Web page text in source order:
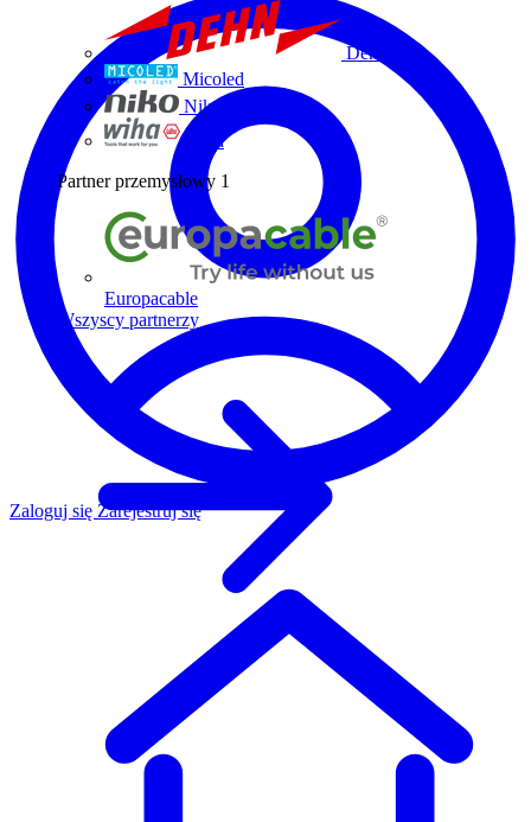
Dehn
Micoled
Niko
Wiha
Partner przemysłowy 1
Europacable
Wszyscy partnerzy
Zaloguj się Zarejestruj się